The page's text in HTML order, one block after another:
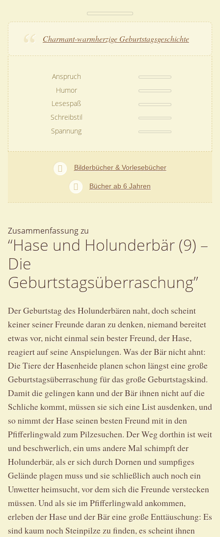
Charmant-warmherzige Geburtstagsgeschichte
Anspruch
Humor
Lesespaß
Schreibstil
Spannung
Bilderbücher & Vorlesebücher
Bücher ab 6 Jahren
Zusammenfassung zu
“Hase und Holunderbär (9) –
Die
Geburtstagsüberraschung”
Der Geburtstag des Holunderbären naht, doch scheint
keiner seiner Freunde daran zu denken, niemand bereitet
etwas vor, nicht einmal sein bester Freund, der Hase,
reagiert auf seine Anspielungen. Was der Bär nicht ahnt:
Die Tiere der Hasenheide planen schon längst eine große
Geburtstagsüberraschung für das große Geburtstagskind.
Damit die gelingen kann und der Bär ihnen nicht auf die
Schliche kommt, müssen sie sich eine List ausdenken, und
so nimmt der Hase seinen besten Freund mit in den
Pfifferlingwald zum Pilzesuchen. Der Weg dorthin ist weit
und beschwerlich, ein ums andere Mal schimpft der
Holunderbär, als er sich durch Dornen und sumpfiges
Gelände plagen muss und sie schließlich auch noch ein
Unwetter heimsucht, vor dem sich die Freunde verstecken
müssen. Und als sie im Pfifferlingwald ankommen,
erleben der Hase und der Bär eine große Enttäuschung: Es
sind kaum noch Steinpilze zu finden, es scheint ihnen